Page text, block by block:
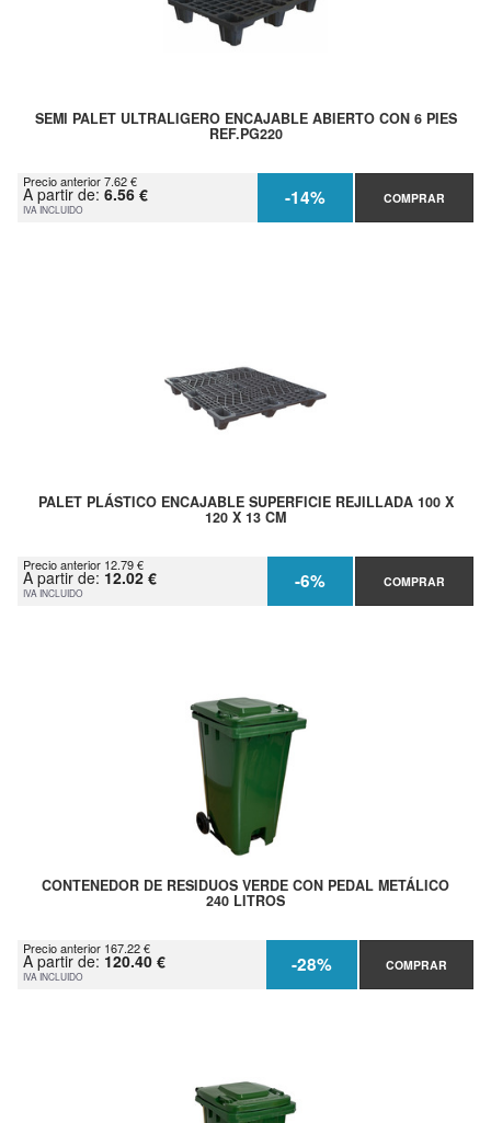
SEMI PALET ULTRALIGERO ENCAJABLE ABIERTO CON 6 PIES
REF.PG220
Precio anterior 7.62 €
A partir de: 6.56 €
IVA INCLUIDO -14% COMPRAR
PALET PLÁSTICO ENCAJABLE SUPERFICIE REJILLADA 100 X
120 X 13 CM
Precio anterior 12.79 €
A partir de: 12.02 €
IVA INCLUIDO -6% COMPRAR
CONTENEDOR DE RESIDUOS VERDE CON PEDAL METÁLICO
240 LITROS
Precio anterior 167.22 €
A partir de: 120.40 €
IVA INCLUIDO -28% COMPRAR